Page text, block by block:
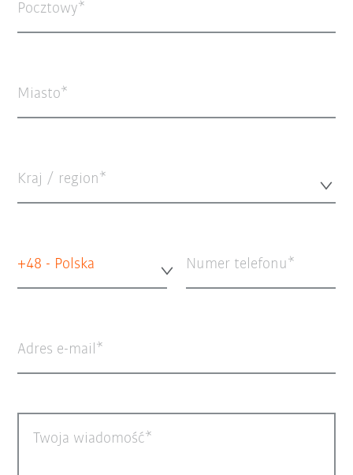
Pocztowy
Miasto
Kraj / region*
+48 - Polska Numer telefonu
Adres e-mail
Twoja wiadomość